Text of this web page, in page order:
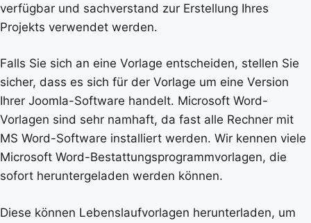
verfügbar und sachverstand zur Erstellung Ihres
Projekts verwendet werden.
Falls Sie sich an eine Vorlage entscheiden, stellen Sie
sicher, dass es sich für der Vorlage um eine Version
Ihrer Joomla-Software handelt. Microsoft Word-
Vorlagen sind sehr namhaft, da fast alle Rechner mit
MS Word-Software installiert werden. Wir kennen viele
Microsoft Word-Bestattungsprogrammvorlagen, die
sofort heruntergeladen werden können.
Diese können Lebenslaufvorlagen herunterladen, um